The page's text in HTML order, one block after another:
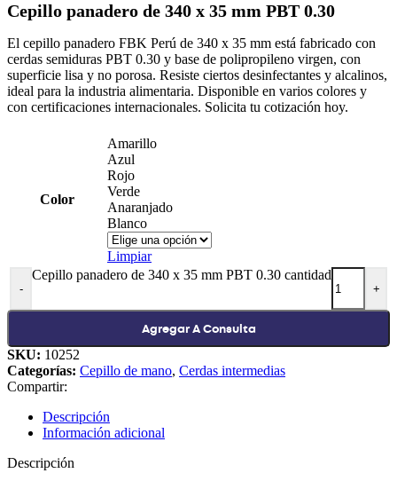
Cepillo panadero de 340 x 35 mm PBT 0.30
El cepillo panadero FBK Perú de 340 x 35 mm está fabricado con
cerdas semiduras PBT 0.30 y base de polipropileno virgen, con
superficie lisa y no porosa. Resiste ciertos desinfectantes y alcalinos,
ideal para la industria alimentaria. Disponible en varios colores y
con certificaciones internacionales. Solicita tu cotización hoy.
Color
Amarillo
Azul
Rojo
Verde
Anaranjado
Blanco
Limpiar
-
Cepillo panadero de 340 x 35 mm PBT 0.30 cantidad
+
Agregar A Consulta
SKU: 10252
Categorías: Cepillo de mano, Cerdas intermedias
Compartir:
Descripción
Información adicional
Descripción